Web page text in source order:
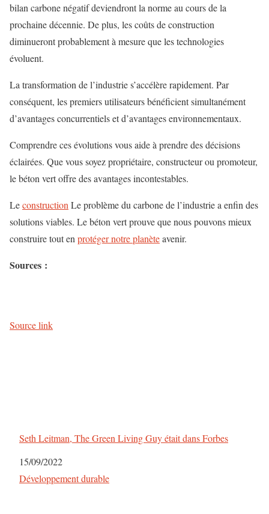
bilan carbone négatif deviendront la norme au cours de la
prochaine décennie. De plus, les coûts de construction
diminueront probablement à mesure que les technologies
évoluent.
La transformation de l’industrie s’accélère rapidement. Par
conséquent, les premiers utilisateurs bénéficient simultanément
d’avantages concurrentiels et d’avantages environnementaux.
Comprendre ces évolutions vous aide à prendre des décisions
éclairées. Que vous soyez propriétaire, constructeur ou promoteur,
le béton vert offre des avantages incontestables.
Leconstruction Le problème du carbone de l’industrie a enfin des
solutions viables. Le béton vert prouve que nous pouvons mieux
construire tout en protéger notre planèteavenir.
Sources :
Source link
Seth Leitman, The Green Living Guy était dans Forbes
Date
15/09/2022
Par rapport à
Développement durable